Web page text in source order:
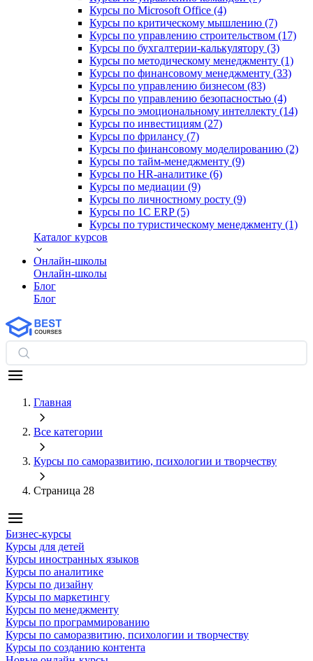
Курсы по Microsoft Office (4)
Курсы по критическому мышлению (7)
Курсы по управлению строительством (17)
Курсы по бухгалтерии-калькулятору (3)
Курсы по методическому менеджменту (1)
Курсы по финансовому менеджменту (33)
Курсы по управлению бизнесом (83)
Курсы по управлению безопасностью (4)
Курсы по эмоциональному интеллекту (14)
Курсы по инвестициям (27)
Курсы по фрилансу (7)
Курсы по финансовому моделированию (2)
Курсы по тайм-менеджменту (9)
Курсы по HR-аналитике (6)
Курсы по медиации (9)
Курсы по личностному росту (9)
Курсы по 1С ERP (5)
Курсы по туристическому менеджменту (1)
Каталог курсов
Онлайн-школы
Онлайн-школы
Блог
Блог
Главная
Все категории
Курсы по саморазвитию, психологии и творчеству
Страница 28
Бизнес-курсы
Курсы для детей
Курсы иностранных языков
Курсы по аналитике
Курсы по дизайну
Курсы по маркетингу
Курсы по менеджменту
Курсы по программированию
Курсы по саморазвитию, психологии и творчеству
Курсы по созданию контента